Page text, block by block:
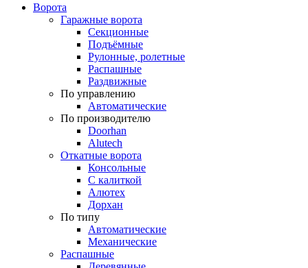
Ворота
Гаражные ворота
Секционные
Подъёмные
Рулонные, ролетные
Распашные
Раздвижные
По управлению
Автоматические
По производителю
Doorhan
Alutech
Откатные ворота
Консольные
С калиткой
Алютех
Дорхан
По типу
Автоматические
Механические
Распашные